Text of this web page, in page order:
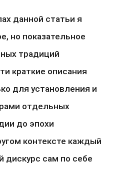
данной статьи я
но показательное
традиций
краткие описания
для установления и
отдельных
до эпохи
контексте каждый
дискурс сам по себе